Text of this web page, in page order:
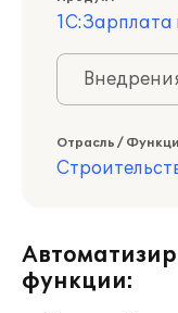
1С:Зарплата
Отрасль /
функции: